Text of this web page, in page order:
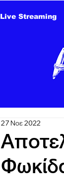
Live Streaming
27 Νοε 2022